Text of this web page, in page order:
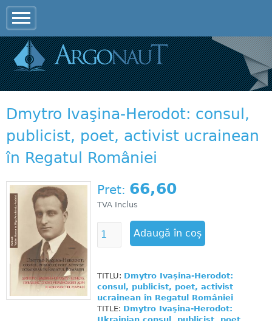
Dmytro Ivaşina-Herodot: consul,
publicist, poet, activist ucrainean
în Regatul României
Pret: 66,60
TVA Inclus
TITLU: Dmytro Ivaşina-Herodot:
consul, publicist, poet, activist
ucrainean în Regatul României
TITLE: Dmytro Ivaşina-Herodot:
Ukrainian consul, publicist, poet,